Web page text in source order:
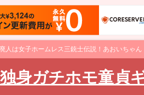
は女子ホームレス三銃士伝説！あおいちゃ
身ガチホモ童貞